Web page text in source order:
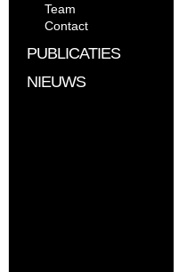
Team
Contact
PUBLICATIES
NIEUWS